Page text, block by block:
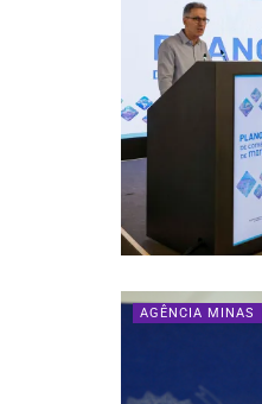
AGÊNCIA MINAS